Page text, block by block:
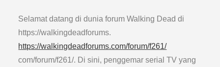
Selamat datang di dunia forum Walking Dead di
https://walkingdeadforums.
https://walkingdeadforums.com/forum/f261/
com/forum/f261/. Di sini, penggemar serial TV yang